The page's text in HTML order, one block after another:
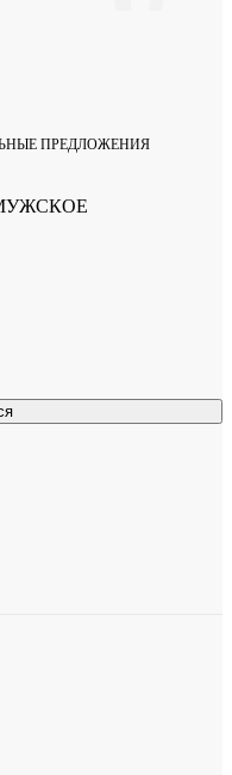
ПРЕДЛОЖЕНИЯ